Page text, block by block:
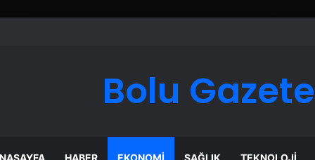
İle Akıllı Dijital Taşımacılık Yazılımı
Bolu Gazete
HABER EKONOMI SAĞLIK TEKNOLOJI